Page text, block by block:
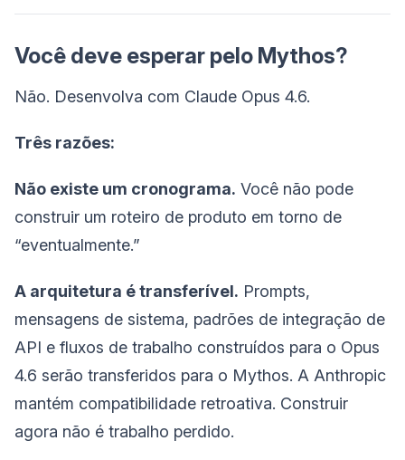
Você deve esperar pelo Mythos?
Não. Desenvolva com Claude Opus 4.6.
Três razões:
Não existe um cronograma. Você não pode
construir um roteiro de produto em torno de
“eventualmente.”
A arquitetura é transferível. Prompts,
mensagens de sistema, padrões de integração de
API e fluxos de trabalho construídos para o Opus
4.6 serão transferidos para o Mythos. A Anthropic
mantém compatibilidade retroativa. Construir
agora não é trabalho perdido.